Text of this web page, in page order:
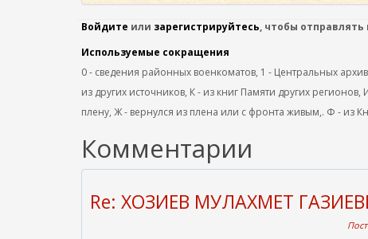
Войдите или зарегистрируйтесь, чтобы
Используемые сокращения
0 - сведения районных военкоматов, 1 - Центральных
из других источников, К - из книг Памяти других
плену, Ж - вернулся из плена или с фронта живым,. Ф - из
Комментарии
Re: ХОЗИЕВ МУЛАХМЕТ